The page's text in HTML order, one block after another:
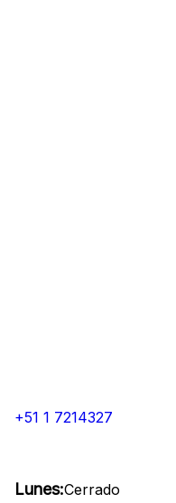
+51 1 7214327
Lunes:Cerrado